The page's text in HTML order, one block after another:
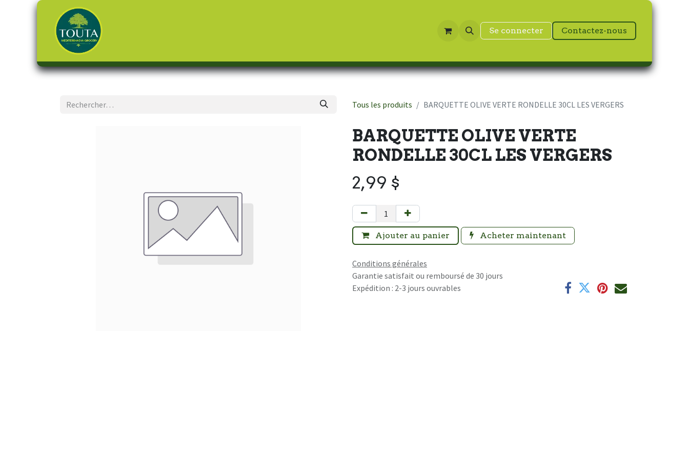
Se connecter Contactez-nous
Tous les produits BARQUETTE OLIVE VERTE RONDELLE 30CL LES VERGERS
BARQUETTE OLIVE VERTE
RONDELLE 30CL LES VERGERS
2,99 $
Ajouter au panier Acheter maintenant
Conditions générales
Garantie satisfait ou remboursé de 30 jours
Expédition : 2-3 jours ouvrables